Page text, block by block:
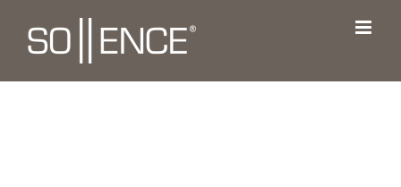
Inhalt
springen